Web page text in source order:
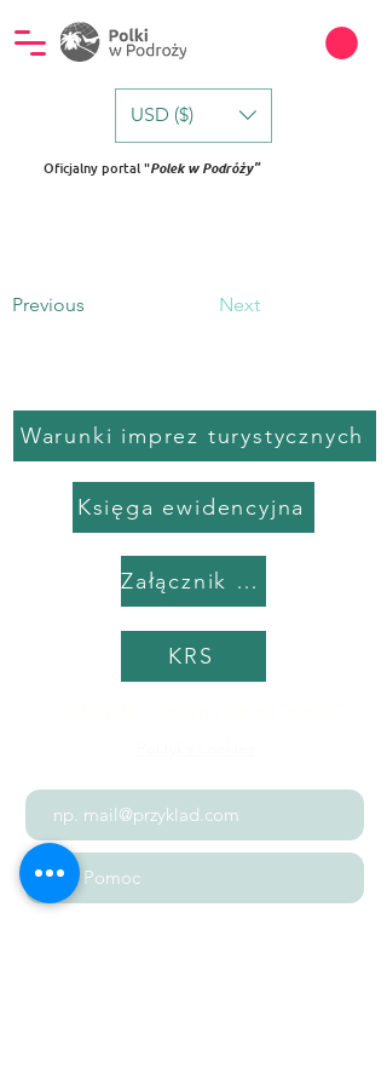
Oficjalny portal "Polek w Podróży"
USD ($)
Previous Next
Warunki imprez turystycznych
Księga ewidencyjna
Załącznik do umowy
KRS